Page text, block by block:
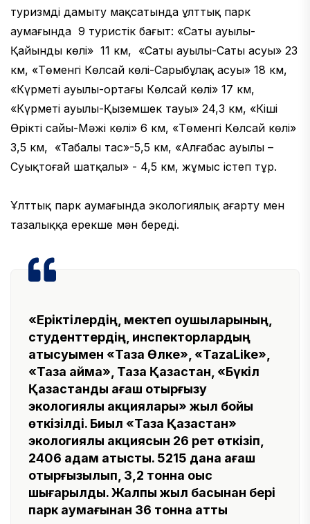
туризмді дамыту мақсатында ұлттық парк
аумағында 9 туристік бағыт: «Саты ауылы-
Қайынды көлі» 11 км, «Саты ауылы-Саты асуы» 23
км, «Төменгі Көлсай көлі-Сарыбұлақ асуы» 18 км,
«Күрметі ауылы-ортаңғы Көлсай көлі» 17 км,
«Күрметі ауылы-Қыземшек тауы» 24,3 км, «Кіші
Өрікті сайы-Мәжі көлі» 6 км, «Төменгі Көлсай көлі»
3,5 км, «Таңбалы тас»-5,5 км, «Алғабас ауылы –
Суықтоғай шатқалы» - 4,5 км, жұмыс істеп тұр.
Ұлттық парк аумағында экологиялық ағарту мен
тазалыққа ерекше мән береді.
«Еріктілердің, мектеп оқушыларының,
студенттердің, инспекторлардың
қатысуымен «Таза Өлке», «TazaLike»,
«Таза аймақ», Таза Қазақстан, «Бүкіл
Қазақстандық ағаш отырғызу
экологиялық акциялары» жыл бойы
өткізілді. Биыл «Таза Қазақстан»
экологиялық акциясын 26 рет өткізіп,
2406 адам қатысты. 5215 дана ағаш
отырғызылып, 3,2 тонна қоқыс
шығарылды. Жалпы жыл басынан бері
парк аумағынан 36 тонна қатты